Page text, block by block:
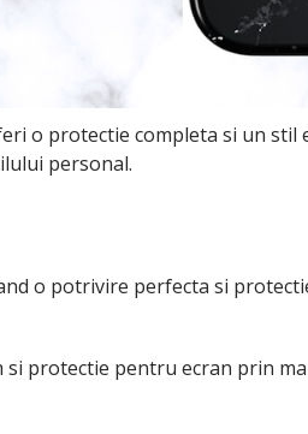
o protectie completa si un
personal.
o potrivire perfecta si
protectie pentru ecran prin